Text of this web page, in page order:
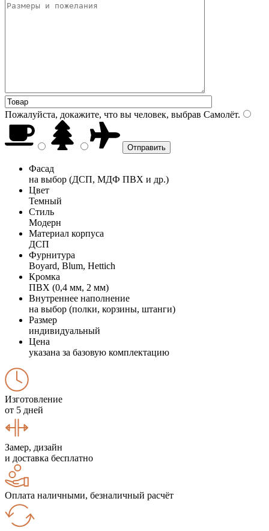
Пожалуйста, докажите, что вы человек, выбрав Самолёт.
Фасад
на выбор (ДСП, МДФ ПВХ и др.)
Цвет
Темный
Стиль
Модерн
Материал корпуса
ДСП
Фурнитура
Boyard, Blum, Hettich
Кромка
ПВХ (0,4 мм, 2 мм)
Внутреннее наполнение
на выбор (полки, корзины, штанги)
Размер
индивидуальный
Цена
указана за базовую комплектацию
Изготовление
от 5 дней
Замер, дизайн
и доставка бесплатно
Оплата наличными, безналичный расчёт